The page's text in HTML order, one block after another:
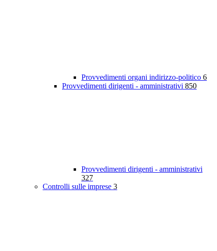
Provvedimenti organi indirizzo-politico 6
Provvedimenti dirigenti - amministrativi 850
Provvedimenti dirigenti - amministrativi
327
Controlli sulle imprese 3